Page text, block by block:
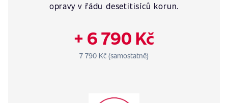
opravy v řádu desetitisíců korun.
+ 6 790 Kč
7 790 Kč (samostatně)